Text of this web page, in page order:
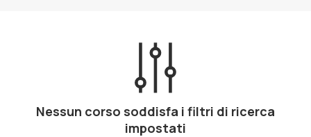
Nessun corso soddisfa i filtri di ricerca
impostati